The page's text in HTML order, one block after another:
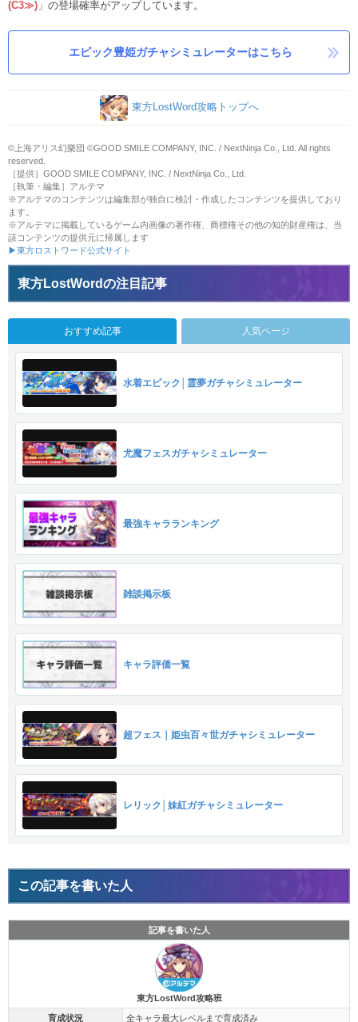
(C3≫) 」の登場確率がアップしています。
エピック豊姫ガチャシミュレーターはこちら
東方LostWord攻略トップへ
©上海アリス幻樂団 ©GOOD SMILE COMPANY, INC. / NextNinja Co., Ltd. All rights
reserved.
［提供］GOOD SMILE COMPANY, INC. / NextNinja Co., Ltd.
［執筆・編集］アルテマ
※アルテマのコンテンツは編集部が独自に検討・作成したコンテンツを提供しており
ます。
※アルテマに掲載しているゲーム内画像の著作権、商標権その他の知的財産権は、当
該コンテンツの提供元に帰属します
▶東方ロストワード公式サイト
東方LostWordの注目記事
おすすめ記事 人気ページ
水着エピック│霊夢ガチャシミュレーター
尤魔フェスガチャシミュレーター
最強キャラランキング
雑談掲示板
キャラ評価一覧
超フェス｜姫虫百々世ガチャシミュレーター
レリック│妹紅ガチャシミュレーター
この記事を書いた人
記事を書いた人
東方LostWord攻略班
育成状況 全キャラ最大レベルまで育成済み